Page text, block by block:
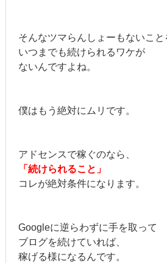
そんなツマらんしょーもないこと
いつまでも続けられるワケが
ないんですよね。
僕はもう絶対にムリです。
アドセンスで稼ぐのなら、
「続けられること」
コレが絶対条件になります。
Googleに逆らわずに手を取って
ブログを続けていれば、
稼げる様になるんです。